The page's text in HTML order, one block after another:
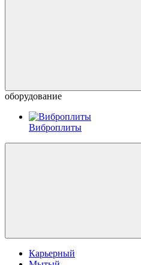
оборудование
Виброплиты
Карьерный